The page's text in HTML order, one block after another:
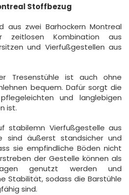
Stoffbezug
aus zwei Barhockern Montreal
Kombination aus
und Vierfußgestellen aus
Tresenstühle ist auch ohne
bequem. Dafür sorgt die
und langlebigen
ist.
stabilemn Vierfußgestelle aus
sind äußerst standsicher und
sie empfindliche Böden nicht
der Gestelle können als
genutzt werden und
Stabilität, sodass die Barstühle
sind.